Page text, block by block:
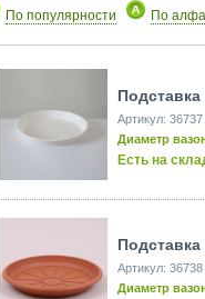
По популярности По
Артикул: 36737
Диаметр
Есть на
Подставка
Артикул: 36738
Диаметр